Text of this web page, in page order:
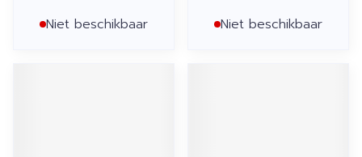
Niet beschikbaar Niet beschikbaar